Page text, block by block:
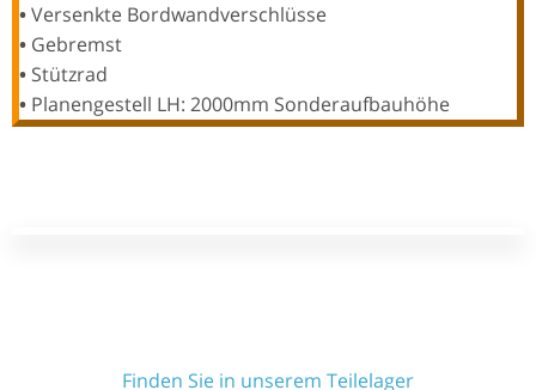
•Versenkte Bordwandverschlüsse
• Gebremst
• Stützrad
• Planengestell LH: 2000mm Sonderaufbauhöhe
Finden Sie in unserem Teilelager